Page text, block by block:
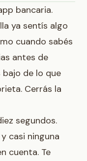
bancaria.
ya sentís algo
cuando sabés
antes de
bajo de lo que
Cerrás la
segundos.
casi ninguna
cuenta. Te